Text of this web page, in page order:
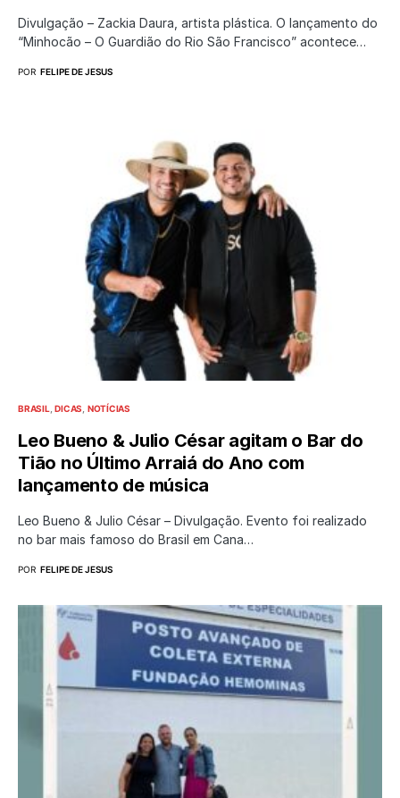
Divulgação – Zackia Daura, artista plástica. O lançamento do
“Minhocão – O Guardião do Rio São Francisco” acontece…
POR FELIPE DE JESUS
BRASIL DICAS NOTÍCIAS
Leo Bueno & Julio César agitam o Bar do
Tião no Último Arraiá do Ano com
lançamento de música
Leo Bueno & Julio César – Divulgação. Evento foi realizado
no bar mais famoso do Brasil em Cana…
POR FELIPE DE JESUS